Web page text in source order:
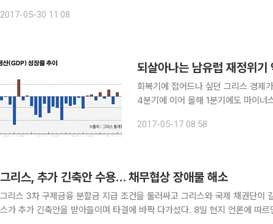
2017-05-30 11:08
되살아나는 남유럽 재정위
회복기에 접어드나 싶던 그리스 경제가 5년 만
4분기에 이어 올해 1분기에도 마이
2017-05-17 08:58
그리스, 추가 긴축안 수용… 채무협상 장애물 해소
그리스 3차 구제금융 분할금 지급 조건을 둘러싸고 그리스와 국제 채권단이
스가 추가 긴축안을 받아들이며 타결에 바짝 다가섰다. 8일 현지 언론에 따르면 예룬 데이셀블룸 유로그룹(유로존 재무장관 협의체) 의장